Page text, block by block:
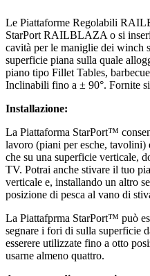
Le Piattaforme Regolabili
StarPort RAILBLAZA o si
cavità per le maniglie dei winch
superficie piana sulla quale
piano tipo Fillet Tables,
Inclinabili fino a ± 90°. Fornite
Installazione:
La Piattaforma StarPort™
lavoro (piani per esche, tavolini)
che su una superficie verticale,
TV. Potrai anche stivare il tuo
verticale e, installando un altro
posizione di pesca al vano di
La Piattafprma StarPort™ può
segnare i fori di sulla superficie
esserere utilizzate fino a otto
usarne almeno quattro.